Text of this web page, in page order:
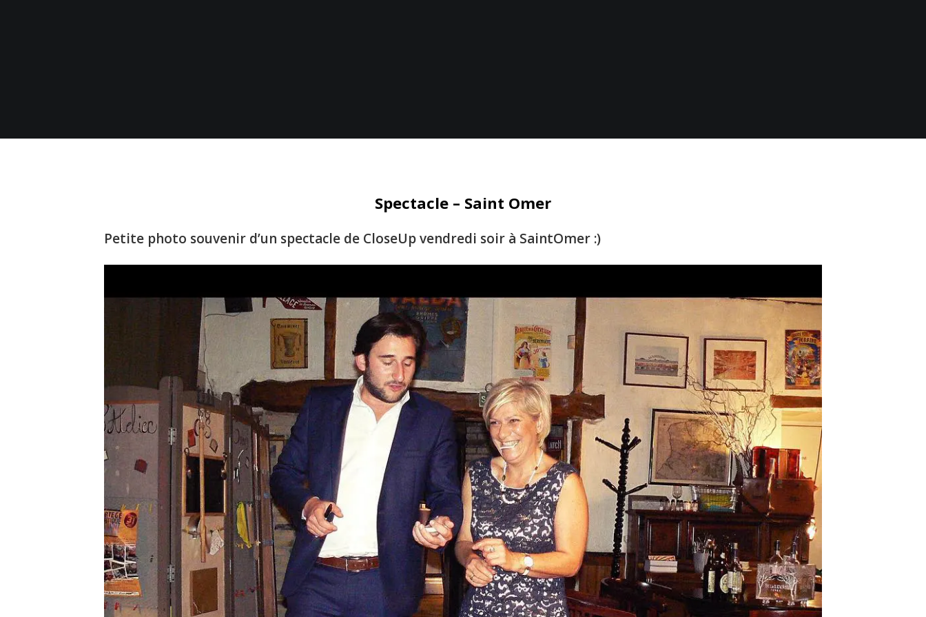
Spectacle – Saint Omer
Petite photo souvenir d’un spectacle de CloseUp vendredi soir à SaintOmer :)